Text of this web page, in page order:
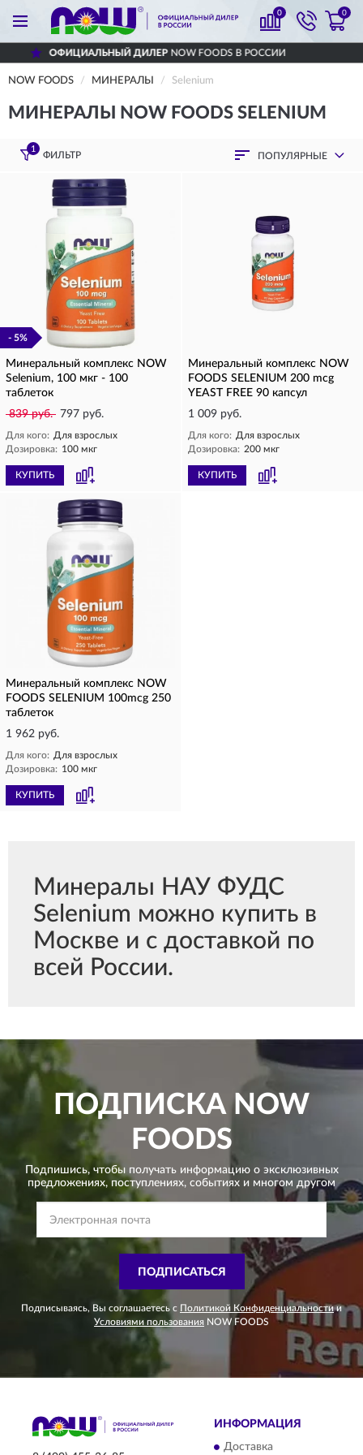
0 0
ДИЛЕРNOW FOODS В РОССИИ
NOW FOODS МИНЕРАЛЫ Selenium
МИНЕРАЛЫ NOW FOODS SELENIUM
1
ФИЛЬТР ПОПУЛЯРНЫЕ
- 5%
Минеральный комплекс NOW
Selenium, 100 мкг - 100
таблеток
839 руб. 797 руб.
Для кого: Для взрослых
Дозировка: 100 мкг
КУПИТЬ
Минеральный комплекс NOW
FOODS SELENIUM 200 mcg
YEAST FREE 90 капсул
1 009 руб.
Для кого: Для взрослых
Дозировка: 200 мкг
КУПИТЬ
Минеральный комплекс NOW
FOODS SELENIUM 100mcg 250
таблеток
1 962 руб.
Для кого: Для взрослых
Дозировка: 100 мкг
КУПИТЬ
Минералы НАУ ФУДС
Selenium можно купить в
Москве и с доставкой по
всей России.
ПОДПИСКАNOW
FOODS
Подпишись, чтобы получать информацию о эксклюзивных
предложениях, поступлениях, событиях и многом другом
ПОДПИСАТЬСЯ
Подписываясь, Вы соглашаетесь с Политикой Конфиденциальности и
Условиями пользования NOW FOODS
ИНФОРМАЦИЯ
Доставка